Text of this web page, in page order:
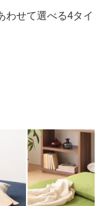
わせて選べる4タイ